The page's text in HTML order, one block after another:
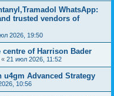
WhatsApp:
trusted vendors of
2026, 19:50
of Harrison Bader
« 21 июл 2026, 11:52
u4gm Advanced Strategy
10:56